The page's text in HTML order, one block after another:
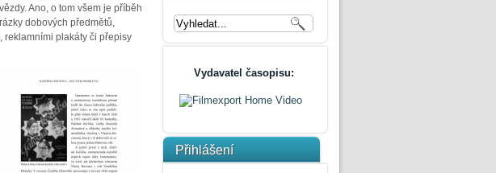
Ano, o tom všem je příběh
dobových předmětů,
reklamními plakáty či přepisy
Vydavatel časopisu:
Přihlášení